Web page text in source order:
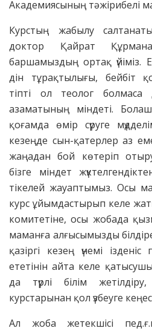
Академиясының тәжірибелі
Курстың жабылу
доктор Қайрат
баршамыздың ортақ үйіміз.
дін тұрақтылығы, бейбіт
тіпті ол теолог
азаматының міндеті.
қоғамда өмір сүруге
кезеңде сын-қатерлер аз
жаңадан бой көтеріп
бізге міндет
тікелей жауаптымыз. Осы
курс ұйымдастырып келе
комитетіне, осы жобада
маманға алғысымызды
қазіргі кезең үнемі
ететінін айта келе
да түрлі білім жетілдіру,
курстарынан қол үзбеуге
Ал жоба жетекшісі